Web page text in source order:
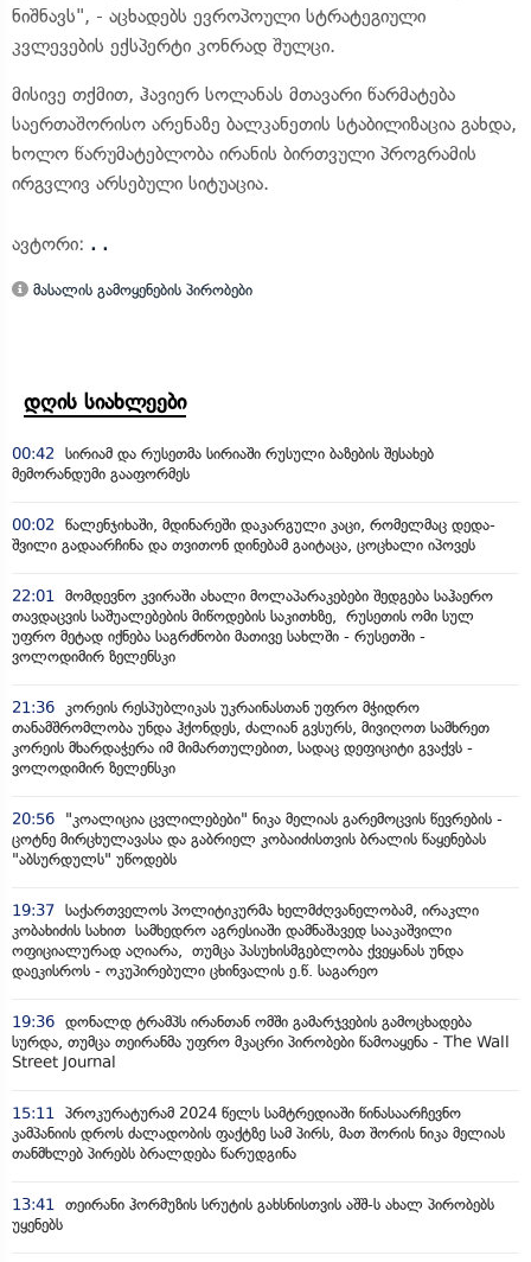
ნიშნავს", - აცხადებს ევროპოული სტრატეგიული
კვლევების ექსპერტი კონრად შულცი.
მისივე თქმით, ჰავიერ სოლანას მთავარი წარმატება
საერთაშორისო არენაზე ბალკანეთის სტაბილიზაცია გახდა,
ხოლო წარუმატებლობა ირანის ბირთვული პროგრამის
ირგვლივ არსებული სიტუაცია.
ავტორი: . .
მასალის გამოყენების პირობები
დღის სიახლეები
00:42 სირიამ და რუსეთმა სირიაში რუსული ბაზების შესახებ
მემორანდუმი გააფორმეს
00:02 წალენჯიხაში, მდინარეში დაკარგული კაცი, რომელმაც დედა-
შვილი გადაარჩინა და თვითონ დინებამ გაიტაცა, ცოცხალი იპოვეს
22:01 მომდევნო კვირაში ახალი მოლაპარაკებები შედგება საჰაერო
თავდაცვის საშუალებების მიწოდების საკითხზე, რუსეთის ომი სულ
უფრო მეტად იქნება საგრძნობი მათივე სახლში - რუსეთში -
ვოლოდიმირ ზელენსკი
21:36 კორეის რესპუბლიკას უკრაინასთან უფრო მჭიდრო
თანამშრომლობა უნდა ჰქონდეს, ძალიან გვსურს, მივიღოთ სამხრეთ
კორეის მხარდაჭერა იმ მიმართულებით, სადაც დეფიციტი გვაქვს -
ვოლოდიმირ ზელენსკი
20:56
"კოალიცია ცვლილებები" ნიკა მელიას გარემოცვის წევრების -
ცოტნე მირცხულავასა და გაბრიელ კობაიძისთვის ბრალის წაყენებას
"აბსურდულს" უწოდებს
19:37 საქართველოს პოლიტიკურმა ხელმძღვანელობამ, ირაკლი
კობახიძის სახით სამხედრო აგრესიაში დამნაშავედ სააკაშვილი
ოფიციალურად აღიარა, თუმცა პასუხისმგებლობა ქვეყანას უნდა
დაეკისროს - ოკუპირებული ცხინვალის ე.წ. საგარეო
19:36 დონალდ ტრამპს ირანთან ომში გამარჯვების გამოცხადება
სურდა, თუმცა თეირანმა უფრო მკაცრი პირობები წამოაყენა - The Wall
Street Journal
15:11 პროკურატურამ 2024 წელს სამტრედიაში წინასაარჩევნო
კამპანიის დროს ძალადობის ფაქტზე სამ პირს, მათ შორის ნიკა მელიას
თანმხლებ პირებს ბრალდება წარუდგინა
13:41 თეირანი ჰორმუზის სრუტის გახსნისთვის აშშ-ს ახალ პირობებს
უყენებს